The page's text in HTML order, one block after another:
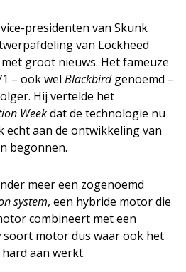
presidenten van Skunk
van Lockheed
groot nieuws. Het fameuze
– ook wel Blackbirdgenoemd –
Hij vertelde het
Weekdat de technologie nu
echt aan de ontwikkeling van
begonnen.
meer een zogenoemd
system, een hybride motor die
combineert met een
soort motor dus waar ook het
hard aan werkt.